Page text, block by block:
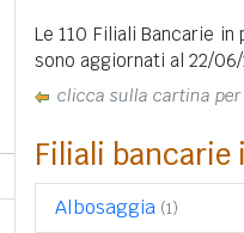
Le 110 Filiali Bancarie
sono aggiornati al 22/
clicca sulla cartina
Filiali bancarie
Albosaggia (1)